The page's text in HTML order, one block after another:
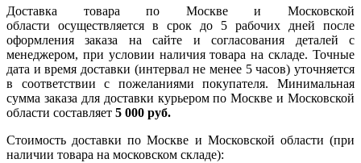
Доставка товара по Москве и Московской
области осуществляется в срок до 5 рабочих дней после
оформления заказа на сайте и согласования деталей с
менеджером, при условии наличия товара на складе. Точные
дата и время доставки (интервал не менее 5 часов) уточняется
в соответствии с пожеланиями покупателя. Минимальная
сумма заказа для доставки курьером по Москве и Московской
области составляет 5 000 руб.
Стоимость доставки по Москве и Московской области (при
наличии товара на московском складе):